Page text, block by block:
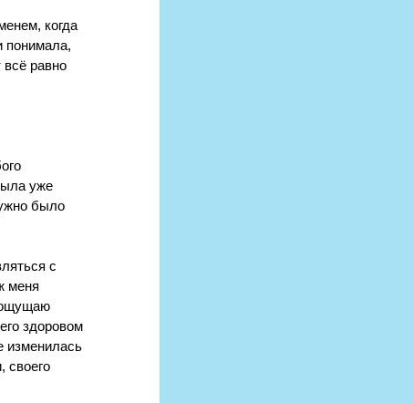
когда
понимала,
всё равно
уже
было
с
меня
ощущаю
здоровом
изменилась
своего